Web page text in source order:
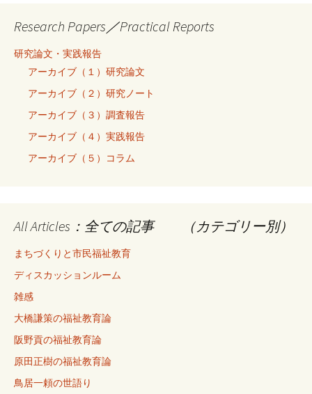
Research Papers／Practical Reports
研究論文・実践報告
アーカイブ（１）研究論文
アーカイブ（２）研究ノート
アーカイブ（３）調査報告
アーカイブ（４）実践報告
アーカイブ（５）コラム
All Articles：全ての記事 （カテゴリー別）
まちづくりと市民福祉教育
ディスカッションルーム
雑感
大橋謙策の福祉教育論
阪野貢の福祉教育論
原田正樹の福祉教育論
鳥居一頼の世語り